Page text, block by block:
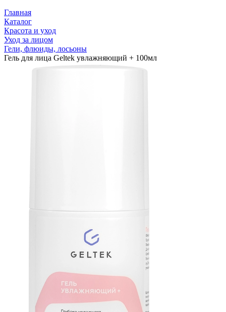
Главная
Каталог
Красота и уход
Уход за лицом
Гели, флюиды, лосьоны
Гель для лица Geltek увлажняющий + 100мл